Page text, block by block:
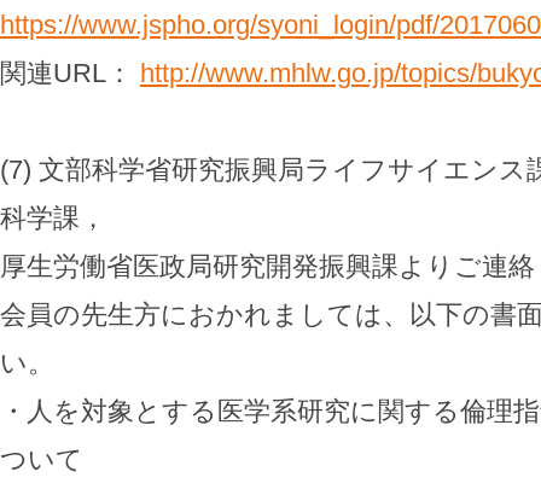
https://www.jspho.org/syoni_login/pdf/
関連URL： http://www.mhlw.go.jp/topics/
(7) 文部科学省研究振興局ライフサイエンス
科学課，
厚生労働省医政局研究開発振興課よりご連絡
会員の先生方におかれましては、以下の書
い。
・人を対象とする医学系研究に関する倫理
ついて